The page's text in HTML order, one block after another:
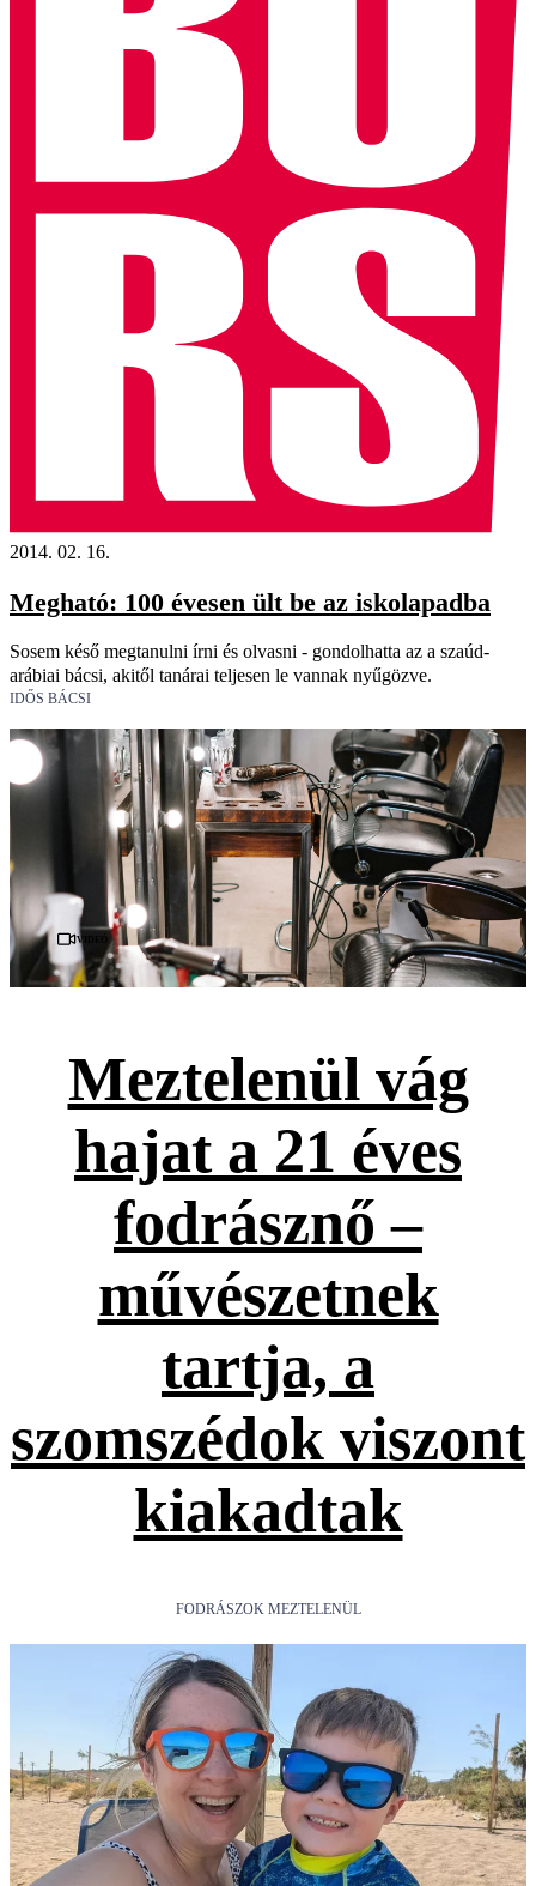
2014. 02. 16.
Megható: 100 évesen ült be az iskolapadba
Sosem késő megtanulni írni és olvasni - gondolhatta az a szaúd-
arábiai bácsi, akitől tanárai teljesen le vannak nyűgözve.
IDŐS BÁCSI
Videó
Meztelenül vág
hajat a 21 éves
fodrásznő –
művészetnek
tartja, a
szomszédok viszont
kiakadtak
FODRÁSZOK MEZTELENÜL